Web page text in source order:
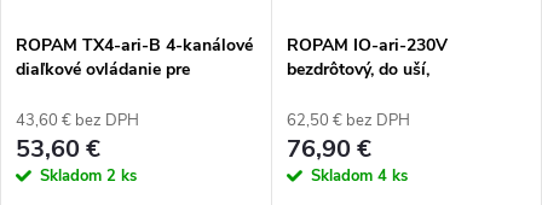
e
p
r
s
p
r
ROPAM TX4-ari-B 4-kanálové
diaľkové ovládanie pre
ari, čierne puzdro, bat.
CR2032.
43,60 € bez DPH
53,60 €
Skladom 2 ks
ROPAM IO-ari-230V
bezdrôtový, do uší,
2xNO, 2xIN (N).
62,50 € bez DPH
76,90 €
Skladom 4 ks